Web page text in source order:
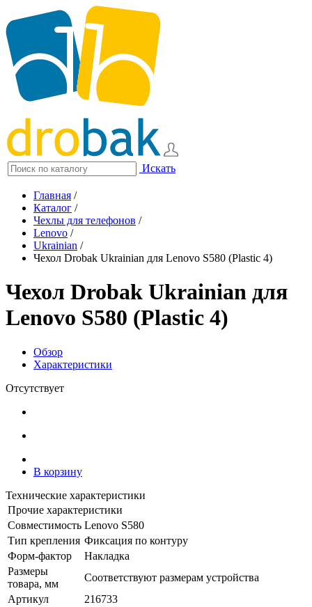
Искать
Главная /
Каталог /
Чехлы для телефонов /
Lenovo /
Ukrainian /
Чехол Drobak Ukrainian для Lenovo S580 (Plastic 4)
Чехол Drobak Ukrainian для
Lenovo S580 (Plastic 4)
Обзор
Характеристики
Отсутствует
В корзину
Технические характеристики
Прочие характеристики
Совместимость Lenovo S580
Тип крепления Фиксация по контуру
Форм-фактор
Накладка
Размеры
товара, мм
Соответствуют размерам устройства
Артикул
216733